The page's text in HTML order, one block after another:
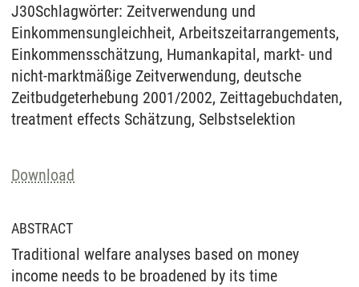
J30Schlagwörter: Zeitverwendung und
Einkommensungleichheit, Arbeitszeitarrangements,
Einkommensschätzung, Humankapital, markt- und
nicht-marktmäßige Zeitverwendung, deutsche
Zeitbudgeterhebung 2001/2002, Zeittagebuchdaten,
treatment effects Schätzung, Selbstselektion
Download
ABSTRACT
Traditional welfare analyses based on money
income needs to be broadened by its time